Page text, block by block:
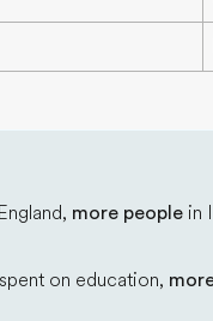
more people in
on education,